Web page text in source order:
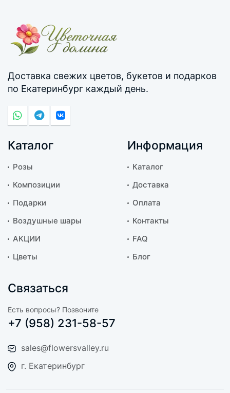
Доставка свежих цветов, букетов и подарков
по Екатеринбург каждый день.
Каталог
Розы
Композиции
Подарки
Воздушные шары
АКЦИИ
Цветы
Информация
Каталог
Доставка
Оплата
Контакты
FAQ
Блог
Связаться
Есть вопросы? Позвоните
+7 (958) 231-58-57
sales@flowersvalley.ru
г. Екатеринбург